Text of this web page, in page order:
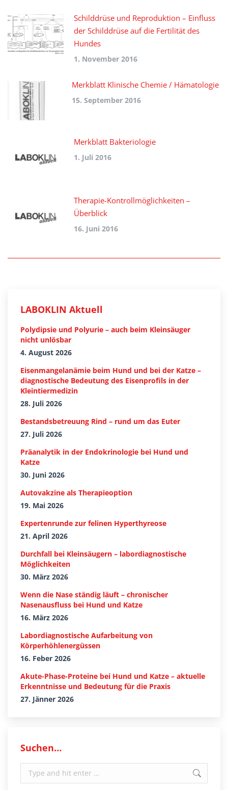
Schilddrüse und Reproduktion – Einfluss
der Schilddrüse auf die Fertilität des
Hundes
1. November 2016
Merkblatt Klinische Chemie / Hämatologie
15. September 2016
Merkblatt Bakteriologie
1. Juli 2016
Therapie-Kontrollmöglichkeiten –
Überblick
16. Juni 2016
LABOKLIN Aktuell
Polydipsie und Polyurie – auch beim Kleinsäuger
nicht unlösbar
4. August 2026
Eisenmangelanämie beim Hund und bei der Katze –
diagnostische Bedeutung des Eisenprofils in der
Kleintiermedizin
28. Juli 2026
Bestandsbetreuung Rind – rund um das Euter
27. Juli 2026
Präanalytik in der Endokrinologie bei Hund und
Katze
30. Juni 2026
Autovakzine als Therapieoption
19. Mai 2026
Expertenrunde zur felinen Hyperthyreose
21. April 2026
Durchfall bei Kleinsäugern – labordiagnostische
Möglichkeiten
30. März 2026
Wenn die Nase ständig läuft – chronischer
Nasenausfluss bei Hund und Katze
16. März 2026
Labordiagnostische Aufarbeitung von
Körperhöhlenergüssen
16. Feber 2026
Akute-Phase-Proteine bei Hund und Katze – aktuelle
Erkenntnisse und Bedeutung für die Praxis
27. Jänner 2026
Suchen…